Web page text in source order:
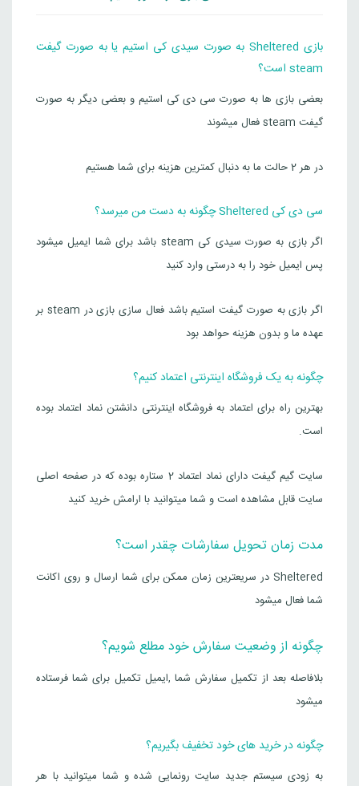
بازی Sheltered به صورت سیدی کی استیم یا به صورت گیفت
steam است؟
بعضی بازی ها به صورت سی دی کی استیم و بعضی دیگر به صورت
گیفت steam فعال میشوند
در هر 2 حالت ما به دنبال کمترین هزینه برای شما هستیم
سی دی کی Sheltered چگونه به دست من میرسد؟
اگر بازی به صورت سیدی کی steam باشد برای شما ایمیل میشود
پس ایمیل خود را به درستی وارد کنید
اگر بازی به صورت گیفت استیم باشد فعال سازی بازی در steam بر
عهده ما و بدون هزینه حواهد بود
چگونه به یک فروشگاه اینترنتی اعتماد کنیم؟
بهترین راه برای اعتماد به فروشگاه اینترنتی دانشتن نماد اعتماد بوده
است.
سایت گیم گیفت دارای نماد اعتماد 2 ستاره بوده که در صفحه اصلی
سایت قابل مشاهده است و شما میتوانید با ارامش خرید کنید
مدت زمان تحویل سفارشات چقدر است؟
Sheltered در سریعترین زمان ممکن برای شما ارسال و روی اکانت
شما فعال میشود
چگونه از وضعیت سفارش خود مطلع شویم؟
بلافاصله بعد از تکمیل سفارش شما ,ایمیل تکمیل برای شما فرستاده
میشود
چگونه در خرید های خود تخفیف بگیریم؟
به زودی سیستم جدید سایت رونمایی شده و شما میتوانید با هر